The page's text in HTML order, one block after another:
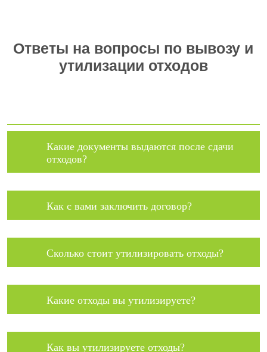
Ответы на вопросы по вывозу и
утилизации отходов
Какие документы выдаются после сдачи
отходов?
Как с вами заключить договор?
Сколько стоит утилизировать отходы?
Какие отходы вы утилизируете?
Как вы утилизируете отходы?